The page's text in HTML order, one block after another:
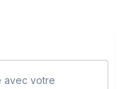
avec votre